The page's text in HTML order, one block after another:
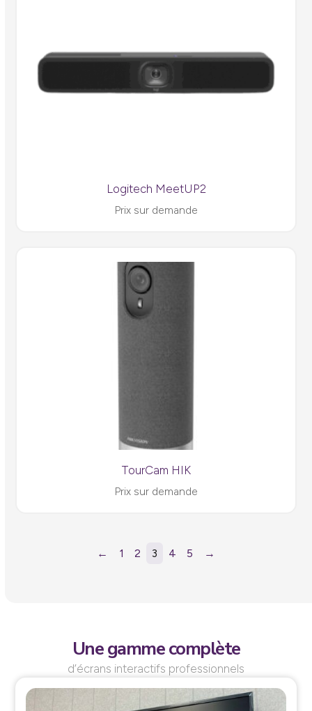
Logitech MeetUP2
Prix sur demande
TourCam HIK
Prix sur demande
← 1 2 3 4 5 →
Une gamme complète
d’écrans interactifs professionnels